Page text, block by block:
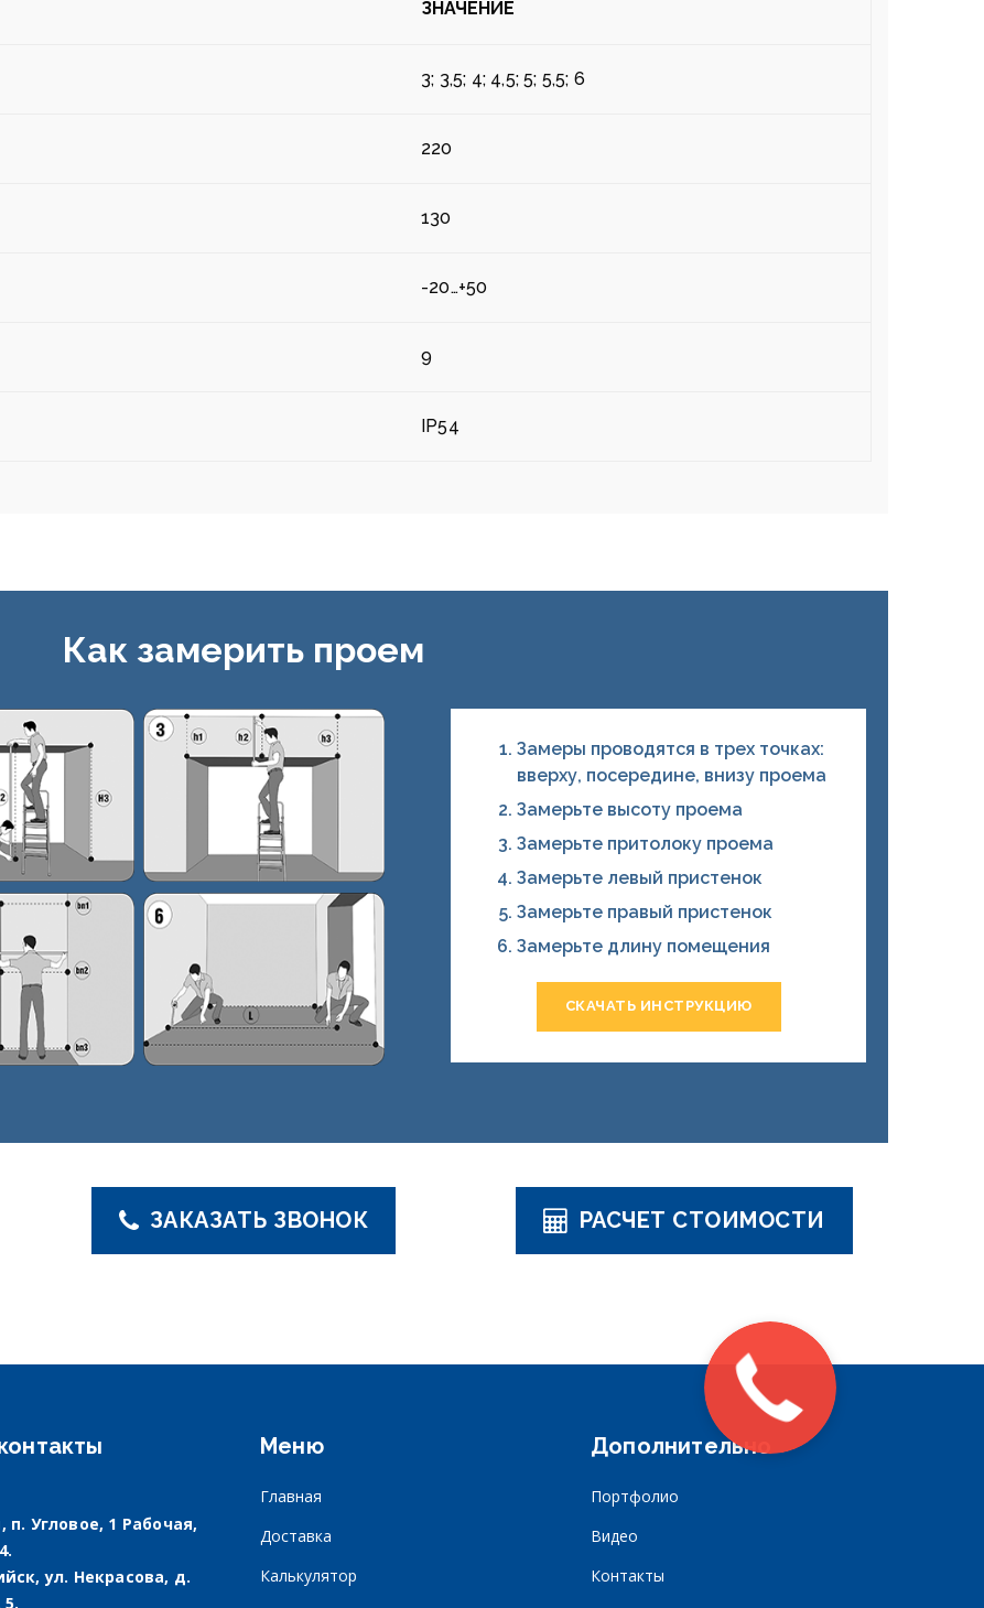
ЗНАЧЕНИЕ
3; 3,5; 4; 4,5; 5; 5,5; 6
220
130
-20…+50
9
IP54
Как замерить проем
Замеры проводятся в трех точках:
вверху, посередине, внизу проема
Замерьте высоту проема
Замерьте притолоку проема
Замерьте левый пристенок
Замерьте правый пристенок
Замерьте длину помещения
СКАЧАТЬ ИНСТРУКЦИЮ
ЗАКАЗАТЬ ЗВОНОК РАСЧЕТ СТОИМОСТИ
п. Угловое, 1 Рабочая,
ул. Некрасова, д.
5.
Меню
Главная
Доставка
Калькулятор
Дополнительно
Портфолио
Видео
Контакты